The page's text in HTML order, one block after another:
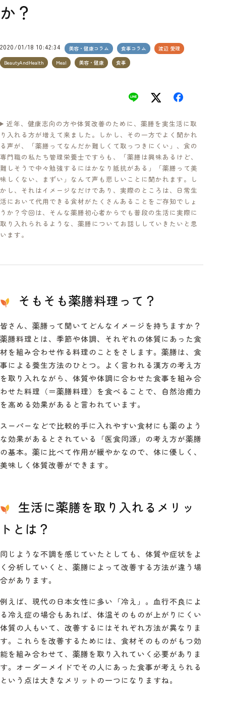
か？
2020/01/18 10:42:34 美容・健康コラム 食事コラム
渡辺 愛理
BeautyAndHealth
Meal 美容・健康 食事
近年、健康志向の方や体質改善のために、薬膳を実生活に取
り入れる方が増えて来ました。しかし、その一方でよく聞かれ
る声が、「薬膳ってなんだか難しくて取っつきにくい」、食の
専門職の私たち管理栄養士ですらも、「薬膳は興味あるけど、
難しそうで中々勉強するにはかなり抵抗がある」「薬膳って美
味しくない、まずい」なんて声も悲しいことに聞かれます。し
かし、それはイメージなだけであり、実際のところは、日常生
活において代用できる食材がたくさんあることをご存知でしょ
うか？今回は、そんな薬膳初心者からでも普段の生活に実際に
取り入れられるような、薬膳についてお話ししていきたいと思
います。
そもそも薬膳料理って？
皆さん、薬膳って聞いてどんなイメージを持ちますか？
薬膳料理とは、季節や体調、それぞれの体質にあった食
材を組み合わせ作る料理のことをさします。薬膳は、食
事による養生方法のひとつ。よく言われる漢方の考え方
を取り入れながら、体質や体調に合わせた食事を組み合
わせた料理（＝薬膳料理）を食べることで、自然治癒力
を高める効果があると言われています。
スーパーなどで比較的手に入れやすい食材にも薬のよう
な効果があるとされている「医食同源」の考え方が薬膳
の基本。薬に比べて作用が緩やかなので、体に優しく、
美味しく体質改善ができます。
生活に薬膳を取り入れるメリッ
トとは？
同じような不調を感じていたとしても、体質や症状をよ
く分析していくと、薬膳によって改善する方法が違う場
合があります。
例えば、現代の日本女性に多い「冷え」。血行不良によ
る冷え症の場合もあれば、体温そのものが上がりにくい
体質の人もいて、改善するにはそれぞれ方法が異なりま
す。これらを改善するためには、食材そのものがもつ効
能を組み合わせて、薬膳を取り入れていく必要がありま
す。オーダーメイドでその人にあった食事が考えられる
という点は大きなメリットの一つになりますね。